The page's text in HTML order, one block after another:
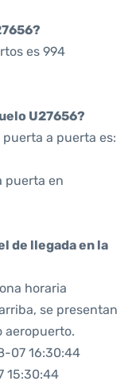
es 994
U27656?
a puerta es:
puerta en
de llegada en la
horaria
se presentan
aeropuerto.
07 16:30:44
15:30:44